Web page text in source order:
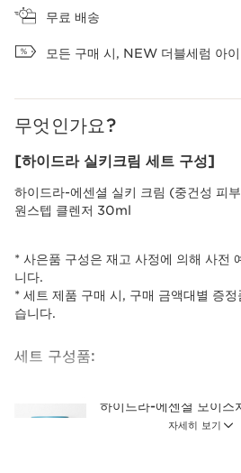
무료 배송
모든 구매 시, NEW 더블세럼 아
무엇인가요?
자세히 보기
[하이드라 실키크림 세트 구성]
하이드라-에센셜 실키 크림 (중건성 피
원스텝 클렌저 30ml
* 사은품 구성은 재고 사정에 의해 사전
니다.
* 세트 제품 구매 시, 구매 금액대별 증
습니다.
세트 구성품:
하이드라-에센셜 모이스
림 (중·건성 피부)